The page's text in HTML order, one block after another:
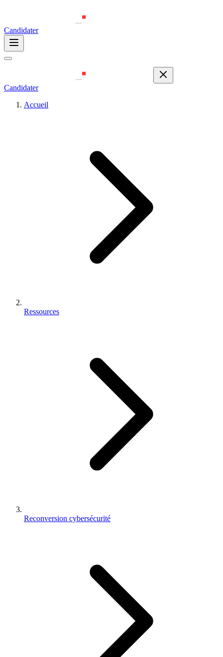
Candidater
Candidater
Accueil
Ressources
Reconversion cybersécurité